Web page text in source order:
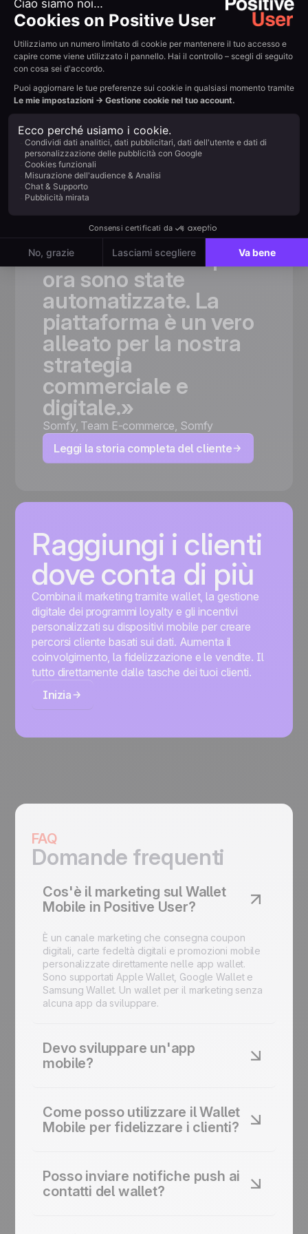
Scelto dai team in rapida
crescita
«GrazieaPositive
User,abbiamo
aumentato
significativamente il
numerodiclienti
semplificato
comunicazione.Molte
attivitàcheprima
richiedevanotempo
ora sono state
automatizzate. La
piattaforma è un vero
alleato per la nostra
strategia
commerciale e
digitale.»
Somfy, Team E-commerce, Somfy
Leggi la storia completa del cliente
Raggiungi i clienti
dove conta di più
Combina il marketing tramite wallet, la gestione
digitale dei programmi loyalty e gli incentivi
personalizzati su dispositivi mobile per creare
percorsi cliente basati sui dati. Aumenta il
coinvolgimento, la fidelizzazione e le vendite. Il
tutto direttamente dalle tasche dei tuoi clienti.
Inizia
FAQ
Domande frequenti
Cos'è il marketing sul Wallet
Mobile in Positive User?
È un canale marketing che consegna coupon
digitali, carte fedeltà digitali e promozioni mobile
personalizzate direttamente nelle app wallet.
Sono supportati Apple Wallet, Google Wallet e
Samsung Wallet. Un wallet per il marketing senza
alcuna app da sviluppare.
Devo sviluppare un'app
mobile?
nativamente con le app di wallet già esistenti.
Non sono necessarie né un'app mobile separata
né configurazioni complesse. I clienti possono
Come posso utilizzare il Wallet
Mobile per fidelizzare i clienti?
automaticamente con punti, offerte e livelli di
status. Il programma loyalty mobile ti aiuta a
fidelizzare i clienti e a incoraggiare gli acquisti
Posso inviare notifiche push ai
contatti del wallet?